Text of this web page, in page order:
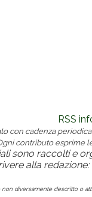
RSS
con cadenza
contributo esprime
sono raccolti e
alla redazione:
diversamente descritto o